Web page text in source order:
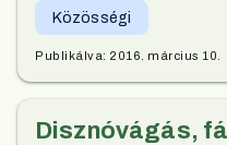
Közösségi
Publikálva: 2016. március 10.
Disznóvágás,